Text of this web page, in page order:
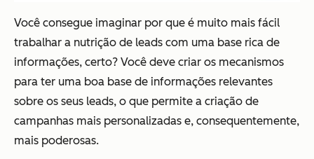
Você consegue imaginar por que é muito mais fácil
trabalhar a nutrição de leads com uma base rica de
informações, certo? Você deve criar os mecanismos
para ter uma boa base de informações relevantes
sobre os seus leads, o que permite a criação de
campanhas mais personalizadas e, consequentemente,
mais poderosas.